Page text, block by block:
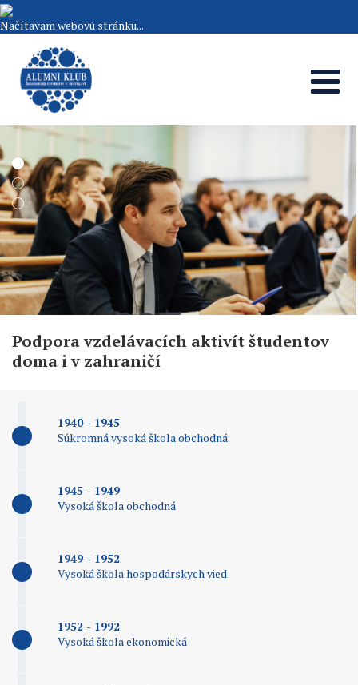
Načítavam webovú stránku...
Podpora vzdelávacích aktivít študentov
doma i v zahraničí
1940 - 1945
Súkromná vysoká škola obchodná
1945 - 1949
Vysoká škola obchodná
1949 - 1952
Vysoká škola hospodárskych vied
1952 - 1992
Vysoká škola ekonomická